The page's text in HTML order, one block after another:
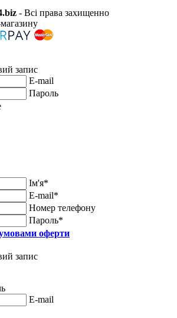
- Всі права захищенно
запис
E-mail
Пароль
Ім'я*
E-mail*
Номер телефону
Пароль*
оферти
запис
E-mail